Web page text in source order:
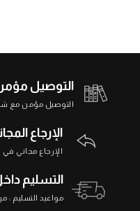
التوصيل
التوصيل مؤمن مع
الإرجاع
الإرجاع مجاني في
التسليم
مواعيد التسليم : من 24 إلى 48